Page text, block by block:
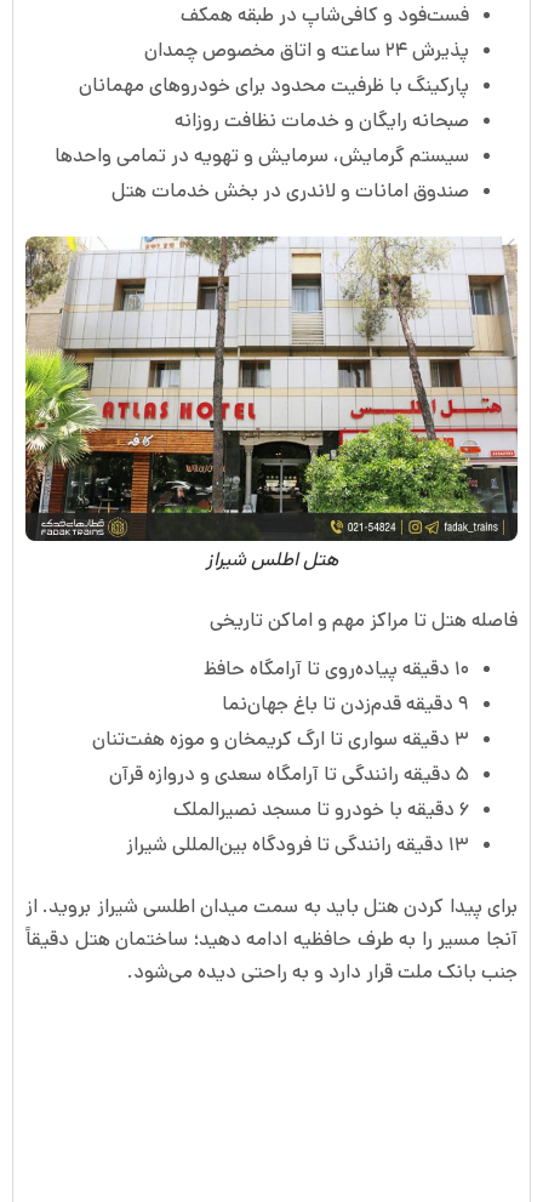
فست‌فود و کافی‌شاپ در طبقه همکف
پذیرش ۲۴ ساعته و اتاق مخصوص چمدان
پارکینگ با ظرفیت محدود برای خودروهای مهمانان
صبحانه رایگان و خدمات نظافت روزانه
سیستم گرمایش، سرمایش و تهویه در تمامی واحدها
صندوق امانات و لاندری در بخش خدمات هتل
هتل اطلس شیراز
فاصله هتل تا مراکز مهم و اماکن تاریخی
۱۰ دقیقه پیاده‌روی تا آرامگاه حافظ
۹ دقیقه قدم‌زدن تا باغ جهان‌نما
۳ دقیقه سواری تا ارگ کریمخان و موزه هفت‌تنان
۵ دقیقه رانندگی تا آرامگاه سعدی و دروازه قرآن
۶ دقیقه با خودرو تا مسجد نصیرالملک
۱۳ دقیقه رانندگی تا فرودگاه بین‌المللی شیراز
برای پیدا کردن هتل باید به سمت میدان اطلسی شیراز بروید. از
آنجا مسیر را به طرف حافظیه ادامه دهید؛ ساختمان هتل دقیقاً
جنب بانک ملت قرار دارد و به راحتی دیده می‌شود.